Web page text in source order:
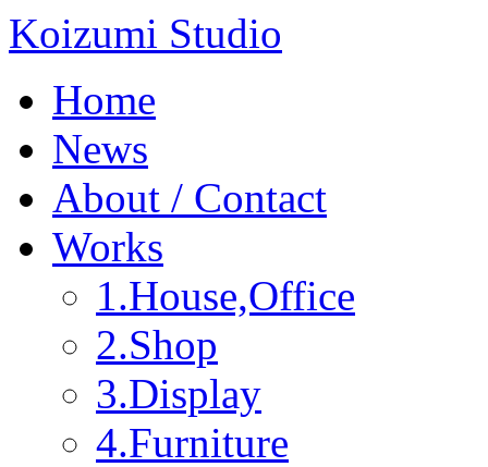
Koizumi Studio
Home
News
About / Contact
Works
1.House,Office
2.Shop
3.Display
4.Furniture